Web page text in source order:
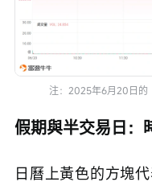
注：2025年6月20日的
假期與半交易日：
日曆上黃色的方塊